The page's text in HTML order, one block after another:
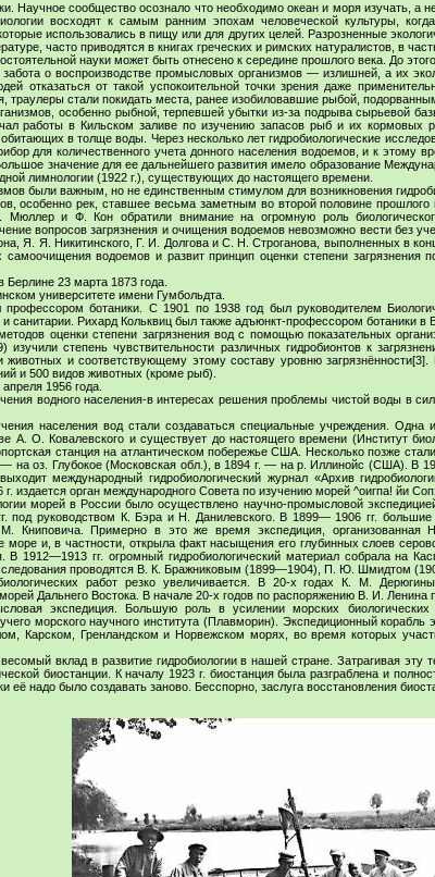
Научное сообщество осознало что необходимо океан и моря изучать, а
восходят к самым ранним эпохам человеческой культуры,
использовались в пищу или для других целей. Разрозненные
часто приводятся в книгах греческих и римских натуралистов, в
науки может быть отнесено к середине прошлого века. До
о воспроизводстве промысловых организмов — излишней, а их
отказаться от такой успокоительной точки зрения даже
траулеры стали покидать места, ранее изобиловавшие рыбой,
особенно рыбной, терпевшей убытки из-за подрыва сырьевой
работы в Кильском заливе по изучению запасов рыб и их кормовых
обитающих в толще воды. Через несколько лет гидробиологические
для количественного учета донного населения водоемов, и к этому
значение для ее дальнейшего развития имело образование
лимнологии (1922 г.), существующих до настоящего времени.
были важным, но не единственным стимулом для возникновения
особенно рек, ставшее весьма заметным во второй половине
и Ф. Кон обратили внимание на огромную роль
вопросов загрязнения и очищения водоемов невозможно вести без
Я. Я. Никитинского, Г. И. Долгова и С. Н. Строганова, выполненных в
самоочищения водоемов и развит принцип оценки степени загрязнения
23 марта 1873 года.
университете имени Гумбольдта.
ботаники. С 1901 по 1938 год был руководителем
санитарии. Рихард Кольквиц был также адъюнкт-профессором ботаники в
оценки степени загрязнения вод с помощью показательных
степень чувствительности различных гидробионтов к
и соответствующему этому составу уровню загрязнённости[3].
и 500 видов животных (кроме рыб).
1956 года.
водного населения-в интересах решения проблемы чистой воды в
населения вод стали создаваться специальные учреждения.
А. О. Ковалевского и существует до настоящего времени (Институт
станция на атлантическом побережье США. Несколько позже
на оз. Глубокое (Московская обл.), в 1894 г. — на р. Иллинойс (США). В
международный гидробиологический журнал «Архив
г. издается орган международного Совета по изучению морей ^оигпа! йи
морей в России было осуществлено научно-промысловой
под руководством К. Бэра и Н. Данилевского. В 1899— 1906 гг.
М. Книповича. Примерно в это же время экспедиция,
море и, в частности, открыла факт насыщения его глубинных слоев
В 1912—1913 гг. огромный гидробиологический материал собрала на
проводятся В. К. Бражниковым (1899—1904), П. Ю. Шмидтом
работ резко увеличивается. В 20-х годах К. М.
морей Дальнего Востока. В начале 20-х годов по распоряжению В. И.
экспедиция. Большую роль в усилении морских
морского научного института (Плавморин). Экспедиционный корабль
Карском, Гренландском и Норвежском морях, во время которых
вклад в развитие гидробиологии в нашей стране. Затрагивая
биостанции. К началу 1923 г. биостанция была разграблена и
её надо было создавать заново. Бесспорно, заслуга восстановления